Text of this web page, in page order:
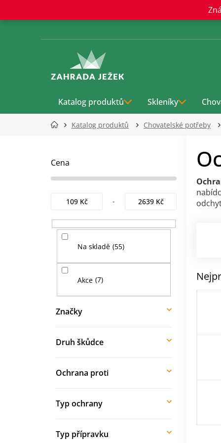
obsah
Katalog produktů Skleníky
Katalog produktů Chovatelské potřeby
Cena
109Kč 2639Kč
Na skladě 55
Akce 7
Značky
Druh škůdce
Ochrana proti
Typ ochrany
Typ přípravku